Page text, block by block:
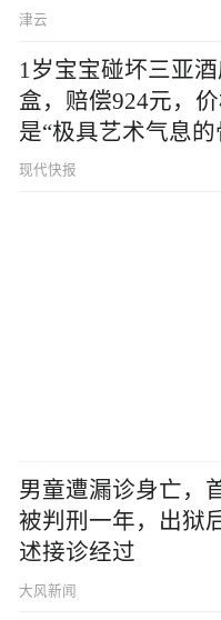
津云
1岁宝宝碰坏三亚
盒，赔偿924元，
是“极具艺术气息的
品”
现代快报
男童遭漏诊身亡，
被判刑一年，出狱
述接诊经过
大风新闻